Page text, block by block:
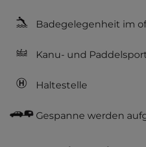
Badegelegenheit im
Kanu- und
Haltestelle
Gespanne werden